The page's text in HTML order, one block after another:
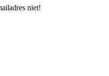
niet!